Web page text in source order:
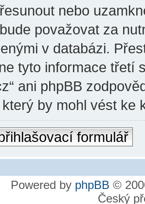
nebo
považovat za
v databázi.
tyto informace třetí
ani phpBB
by mohl vést ke
formulář
Powered by phpBB ©
Český